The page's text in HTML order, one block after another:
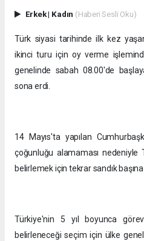
Erkek| Kadın (Haberi Sesli Oku)
Türk siyasi tarihinde ilk kez
ikinci turu için oy verme
genelinde sabah 08.00'de
sona erdi.
14 Mayıs'ta yapılan
çoğunluğu alamaması nedeniyle
belirlemek için tekrar sandık
Türkiye'nin 5 yıl boyunca görev
belirleneceği seçim için ülke